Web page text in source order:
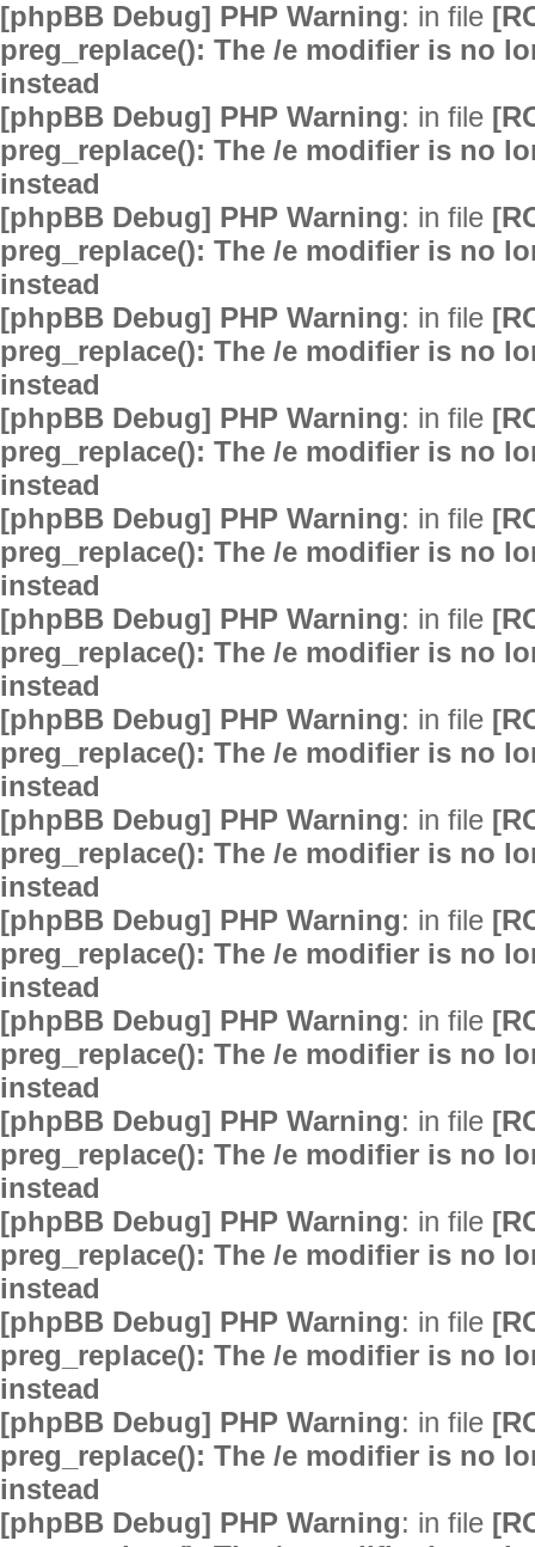
[phpBB Debug] PHP Warning: in file
preg_replace(): The /e modifier is no
instead
[phpBB Debug] PHP Warning: in file
preg_replace(): The /e modifier is no
instead
[phpBB Debug] PHP Warning: in file
preg_replace(): The /e modifier is no
instead
[phpBB Debug] PHP Warning: in file
preg_replace(): The /e modifier is no
instead
[phpBB Debug] PHP Warning: in file
preg_replace(): The /e modifier is no
instead
[phpBB Debug] PHP Warning: in file
preg_replace(): The /e modifier is no
instead
[phpBB Debug] PHP Warning: in file
preg_replace(): The /e modifier is no
instead
[phpBB Debug] PHP Warning: in file
preg_replace(): The /e modifier is no
instead
[phpBB Debug] PHP Warning: in file
preg_replace(): The /e modifier is no
instead
[phpBB Debug] PHP Warning: in file
preg_replace(): The /e modifier is no
instead
[phpBB Debug] PHP Warning: in file
preg_replace(): The /e modifier is no
instead
[phpBB Debug] PHP Warning: in file
preg_replace(): The /e modifier is no
instead
[phpBB Debug] PHP Warning: in file
preg_replace(): The /e modifier is no
instead
[phpBB Debug] PHP Warning: in file
preg_replace(): The /e modifier is no
instead
[phpBB Debug] PHP Warning: in file
preg_replace(): The /e modifier is no
instead
[phpBB Debug] PHP Warning: in file